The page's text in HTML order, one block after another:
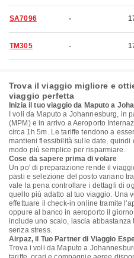
SA7096 -
TM305 -
Trova il viaggio migliore e
viaggio perfetta
Inizia il tuo viaggio da Maputo a
I voli da Maputo a Johannesburg, in
(MPM) e in arrivo a Aeroporto
circa 1h 5m. Le tariffe tendono a
mantieni flessibilità sulle date, quindi
modo più semplice per risparmiare.
Cose da sapere prima di volare
Un po' di preparazione rende il
pasti e selezione del posto variano
vale la pena controllare i dettagli di
quello più adatto al tuo viaggio. Una
effettuare il check-in online tramite
oppure al banco in aeroporto il
include uno scalo, lascia
senza stress.
Airpaz, il Tuo Partner di Viaggio
Trova i voli da Maputo a